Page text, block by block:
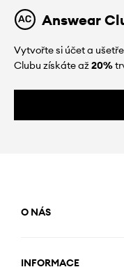
Answear
Vytvořte si účet a
Clubu získáte až20%
O NÁS
INFORMACE